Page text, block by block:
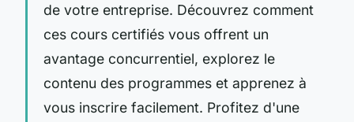
de votre entreprise. Découvrez comment
ces cours certifiés vous offrent un
avantage concurrentiel, explorez le
contenu des programmes et apprenez à
vous inscrire facilement. Profitez d'une